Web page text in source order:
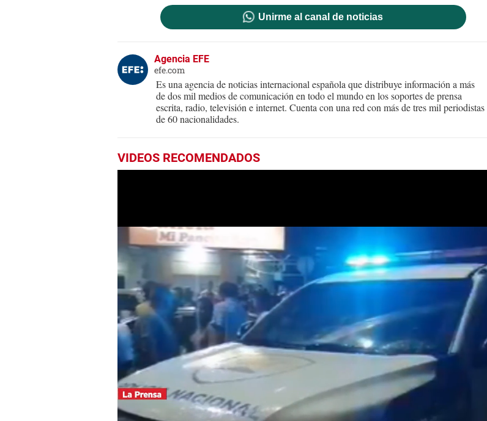
Unirme al canal de noticias
Agencia EFE
efe.com
Es una agencia de noticias internacional española que distribuye información a más
de dos mil medios de comunicación en todo el mundo en los soportes de prensa
escrita, radio, televisión e internet. Cuenta con una red con más de tres mil periodistas
de 60 nacionalidades.
VIDEOS RECOMENDADOS
0
of